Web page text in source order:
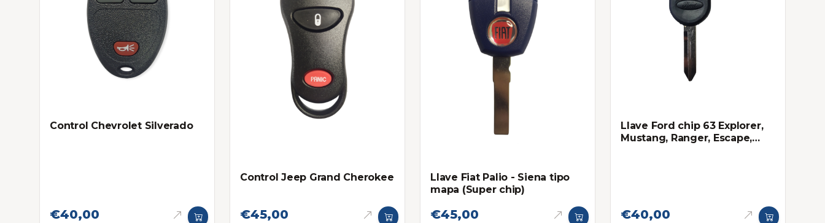
Control Chevrolet Silverado
€40,00
Control Jeep Grand Cherokee
€45,00
Llave Fiat Palio - Siena tipo
mapa (Super chip)
€45,00
Llave Ford chip 63 Explorer,
Mustang, Ranger, Escape,
€40,00